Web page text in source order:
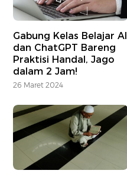
Gabung Kelas Belajar AI
dan ChatGPT Bareng
Praktisi Handal, Jago
dalam 2 Jam!
26 Maret 2024